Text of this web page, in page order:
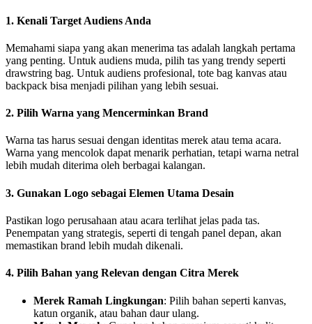
1. Kenali Target Audiens Anda
Memahami siapa yang akan menerima tas adalah langkah pertama
yang penting. Untuk audiens muda, pilih tas yang trendy seperti
drawstring bag. Untuk audiens profesional, tote bag kanvas atau
backpack bisa menjadi pilihan yang lebih sesuai.
2. Pilih Warna yang Mencerminkan Brand
Warna tas harus sesuai dengan identitas merek atau tema acara.
Warna yang mencolok dapat menarik perhatian, tetapi warna netral
lebih mudah diterima oleh berbagai kalangan.
3. Gunakan Logo sebagai Elemen Utama Desain
Pastikan logo perusahaan atau acara terlihat jelas pada tas.
Penempatan yang strategis, seperti di tengah panel depan, akan
memastikan brand lebih mudah dikenali.
4. Pilih Bahan yang Relevan dengan Citra Merek
Merek Ramah Lingkungan: Pilih bahan seperti kanvas,
katun organik, atau bahan daur ulang.